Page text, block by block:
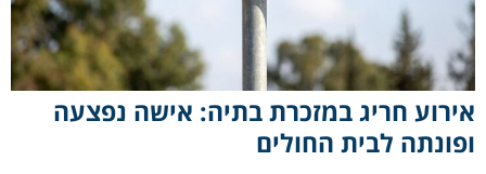
אירוע חריג במזכרת בתיה: אישה נפצעה
ופונתה לבית החולים